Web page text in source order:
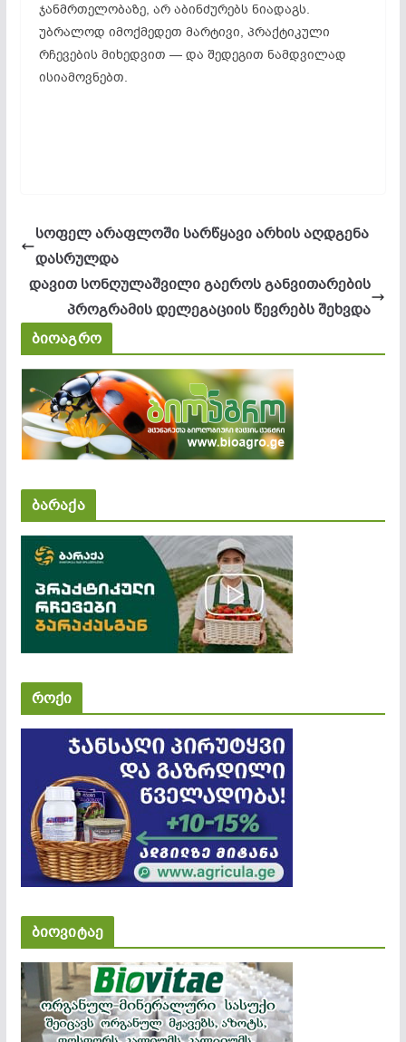
ჯანმრთელობაზე, არ აბინძურებს ნიადაგს.
უბრალოდ იმოქმედეთ მარტივი, პრაქტიკული
რჩევების მიხედვით — და შედეგით ნამდვილად
ისიამოვნებთ.
სოფელ არაფლოში სარწყავი არხის აღდგენა
დასრულდა
დავით სონღულაშვილი გაეროს განვითარების
პროგრამის დელეგაციის წევრებს შეხვდა
ბიოაგრო
ბარაქა
როქი
ბიოვიტაე